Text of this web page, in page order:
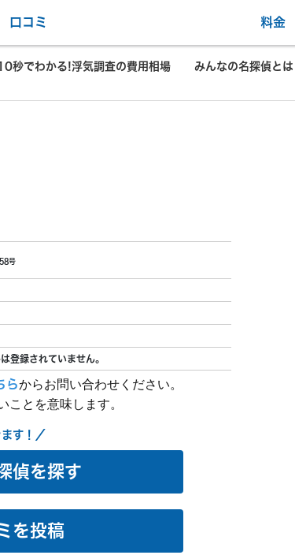
口コミ 料金
秒でわかる!浮気調査の費用相場 みんなの名探偵とは
号
登録されていません。
らからお問い合わせください。
とを意味します。
す！／
偵を探す
を投稿